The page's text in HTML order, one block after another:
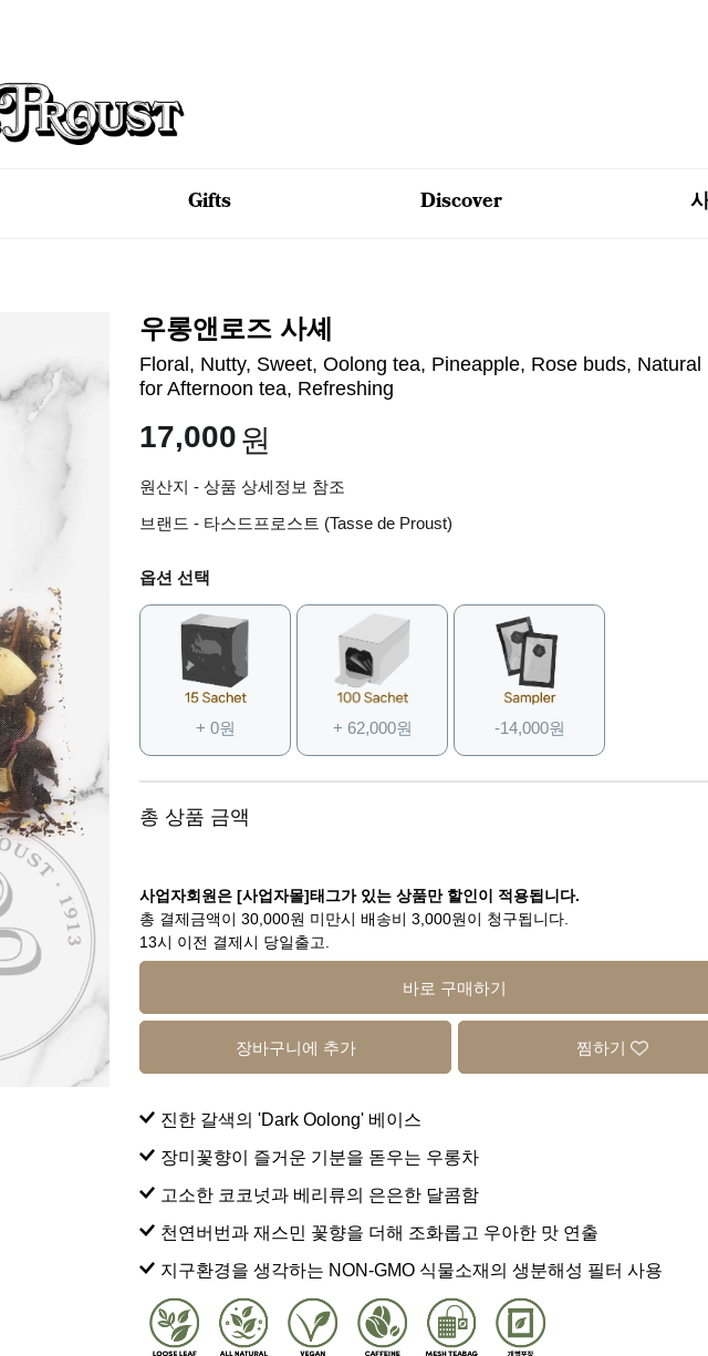
Gifts Discover
우롱앤로즈 사셰
Floral, Nutty, Sweet, Oolong tea, Pineapple, Rose buds, Natural
for Afternoon tea, Refreshing
17,000원
원산지 - 상품 상세정보 참조
브랜드 - 타스드프로스트 (Tasse de Proust)
옵션 선택
+ 0원 + 62,000원 -14,000원
총 상품 금액
사업자회원은 [사업자몰]태그가 있는 상품만 할인이 적용됩니다.
총 결제금액이 30,000원 미만시 배송비 3,000원이 청구됩니다.
13시 이전 결제시 당일출고.
바로 구매하기
장바구니에 추가 찜하기
진한 갈색의 'Dark Oolong' 베이스
장미꽃향이 즐거운 기분을 돋우는 우롱차
고소한 코코넛과 베리류의 은은한 달콤함
천연버번과 재스민 꽃향을 더해 조화롭고 우아한 맛 연출
지구환경을 생각하는 NON-GMO 식물소재의 생분해성 필터 사용